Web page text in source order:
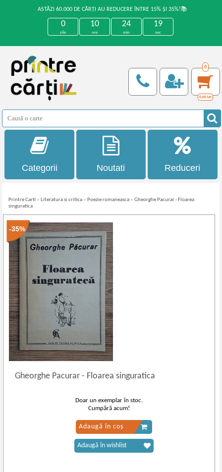
ASTĂZI 60.000 DE CĂRȚI AU REDUCERE ÎNTRE 15% ȘI 35%!📚
0
zile
10
ore
24
min
19
sec
0
0,00 Lei
Categorii Noutati Reduceri
Printre Carti » Literatura si critica » Poezie romaneasca »Gheorghe Pacurar - Floarea
singuratica
-35%
Gheorghe Pacurar- Floarea singuratica
Doar un exemplar în stoc.
Cumpără acum!
Adaugă în coș
Adaugă în wishlist